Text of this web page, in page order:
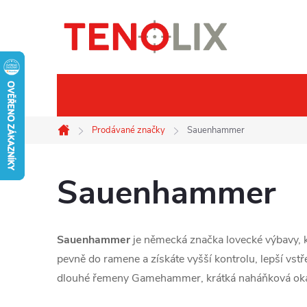
Domů
Prodávané značky Sauenhammer
Sauenhammer
Sauenhammer je německá značka lovecké
pevně do ramene a získáte vyšší kontrolu, lepší
dlouhé řemeny Gamehammer, krátká naháňková